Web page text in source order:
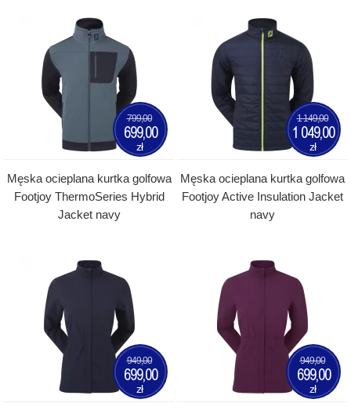
Męska ocieplana kurtka golfowa
Footjoy ThermoSeries Hybrid
Jacket navy
799,00
699,00
zł
Męska ocieplana kurtka golfowa
Footjoy Active Insulation Jacket
navy
1 149,00
1 049,00
zł
949,00
699,00
zł
949,00
699,00
zł